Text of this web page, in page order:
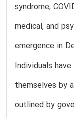
syndrome,
medical, and
emergence in
Individuals
themselves by
outlined by